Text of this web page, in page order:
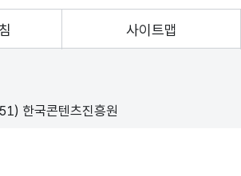
사이트맵
한국콘텐츠진흥원